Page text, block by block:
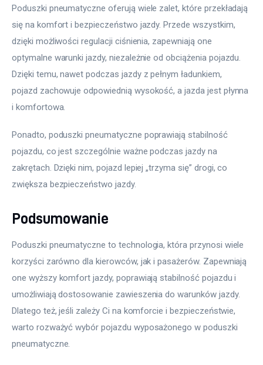
Poduszki pneumatyczne oferują wiele zalet, które przekładają
się na komfort i bezpieczeństwo jazdy. Przede wszystkim,
dzięki możliwości regulacji ciśnienia, zapewniają one
optymalne warunki jazdy, niezależnie od obciążenia pojazdu.
Dzięki temu, nawet podczas jazdy z pełnym ładunkiem,
pojazd zachowuje odpowiednią wysokość, a jazda jest płynna
i komfortowa.
Ponadto, poduszki pneumatyczne poprawiają stabilność
pojazdu, co jest szczególnie ważne podczas jazdy na
zakrętach. Dzięki nim, pojazd lepiej „trzyma się” drogi, co
zwiększa bezpieczeństwo jazdy.
Podsumowanie
Poduszki pneumatyczne to technologia, która przynosi wiele
korzyści zarówno dla kierowców, jak i pasażerów. Zapewniają
one wyższy komfort jazdy, poprawiają stabilność pojazdu i
umożliwiają dostosowanie zawieszenia do warunków jazdy.
Dlatego też, jeśli zależy Ci na komforcie i bezpieczeństwie,
warto rozważyć wybór pojazdu wyposażonego w poduszki
pneumatyczne.